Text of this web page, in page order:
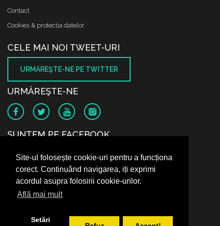
Site-ul folosește cookie-uri pentru a funcționa
corect. Continuând navigarea, iți exprimi
acordul asupra folosirii cookie-urilor.
Află mai mult
Setări
Contact
Cookies & protectia datelor
CELE MAI NOI TWEET-URI
URMĂREŞTE-NE PE TWITTER
URMĂREŞTE-NE
SUNTEM PE FACEBOOK